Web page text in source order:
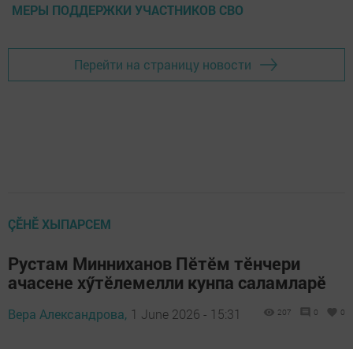
МЕРЫ ПОДДЕРЖКИ УЧАСТНИКОВ СВО
Перейти на страницу новости
ÇӖНӖ ХЫПАРСЕМ
Рустам Минниханов Пӗтӗм тӗнчери
ачасене хӳтӗлемелли кунпа саламларӗ
Вера Александрова, 1 June 2026 - 15:31 207 0 0